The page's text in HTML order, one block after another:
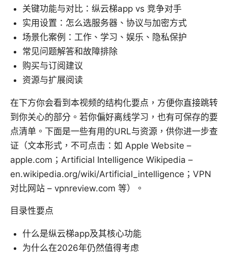
关键功能与对比：纵云梯app vs 竞争对手
实用设置：怎么选服务器、协议与加密方式
场景化案例：工作、学习、娱乐、隐私保护
常见问题解答和故障排除
购买与订阅建议
资源与扩展阅读
在下方你会看到本视频的结构化要点，方便你直接跳转
到你关心的部分。若你偏好离线学习，也有可保存的要
点清单。下面是一些有用的URL与资源，供你进一步查
证（文本形式，不可点击：如 Apple Website –
apple.com；Artificial Intelligence Wikipedia –
en.wikipedia.org/wiki/Artificial_intelligence；VPN
对比网站 – vpnreview.com 等）。
目录性要点
什么是纵云梯app及其核心功能
为什么在2026年仍然值得考虑